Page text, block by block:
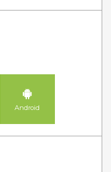
Android